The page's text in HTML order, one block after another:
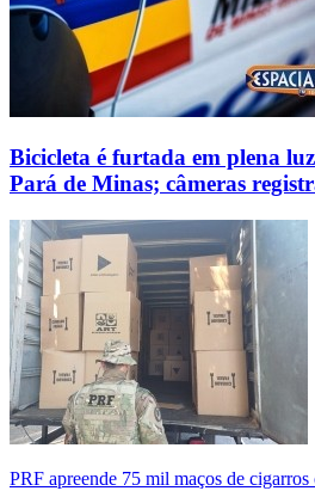
Bicicleta é furtada em plena
Pará de Minas; câmeras
PRF apreende 75 mil maços de cigarros